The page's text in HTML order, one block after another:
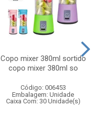
Copo mixer 380ml sortido
copo mixer 380ml so
Código: 006453
Embalagem: Unidade
Caixa Com: 30 Unidade(s)